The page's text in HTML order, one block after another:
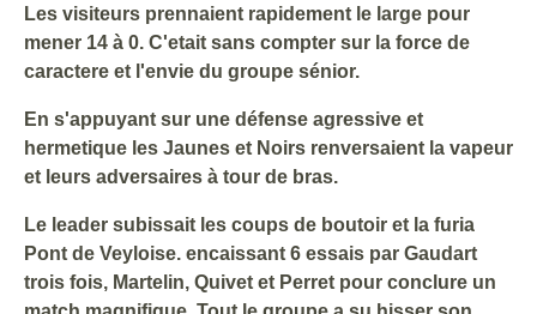
Les visiteurs prennaient rapidement le large pour
mener 14 à 0. C'etait sans compter sur la force de
caractere et l'envie du groupe sénior.
En s'appuyant sur une défense agressive et
hermetique les Jaunes et Noirs renversaient la vapeur
et leurs adversaires à tour de bras.
Le leader subissait les coups de boutoir et la furia
Pont de Veyloise. encaissant 6 essais par Gaudart
trois fois, Martelin, Quivet et Perret pour conclure un